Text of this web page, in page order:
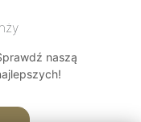
naszą